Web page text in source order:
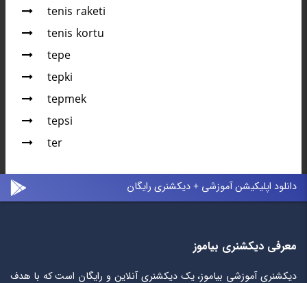
tenis raketi
tenis kortu
tepe
tepki
tepmek
tepsi
ter
دانلود اپلیکیشن آموزشی + دیکشنری رایگان
معرفی دیکشنری بیاموز
دیکشنری آموزشی بیاموز، یک دیکشنری آنلاین و رایگان است که با هدف